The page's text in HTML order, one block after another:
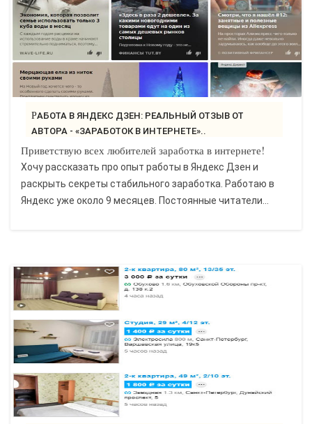
РАБОТА В ЯНДЕКС ДЗЕН: РЕАЛЬНЫЙ ОТЗЫВ ОТ
АВТОРА - «ЗАРАБОТОК В ИНТЕРНЕТЕ»..
Приветствую всех любителей заработка в интернете!
Хочу рассказать про опыт работы в Яндекс Дзен и
раскрыть секреты стабильного заработка. Работаю в
Яндекс уже около 9 месяцев. Постоянные читатели...